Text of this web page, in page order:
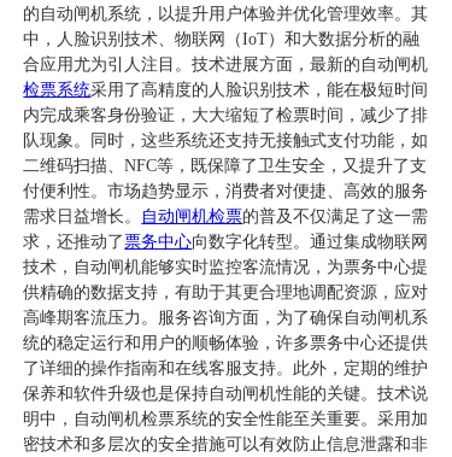
产品中心
工程案例
关于君联
的自动闸机系统，以提升用户体验并优化管理效率。其
中，人脸识别技术、物联网（IoT）和大数据分析的融
合应用尤为引人注目。技术进展方面，最新的自动闸机
检票系统采用了高精度的人脸识别技术，能在极短时间
内完成乘客身份验证，大大缩短了检票时间，减少了排
队现象。同时，这些系统还支持无接触式支付功能，如
二维码扫描、NFC等，既保障了卫生安全，又提升了支
付便利性。市场趋势显示，消费者对便捷、高效的服务
需求日益增长。
自动闸机检票的普及不仅满足了这一需
求，还推动了 票务中心向数字化转型。通过集成物联网
技术，自动闸机能够实时监控客流情况，为票务中心提
供精确的数据支持，有助于其更合理地调配资源，应对
高峰期客流压力。服务咨询方面，为了确保自动闸机系
统的稳定运行和用户的顺畅体验，许多票务中心还提供
了详细的操作指南和在线客服支持。此外，定期的维护
保养和软件升级也是保持自动闸机性能的关键。技术说
明中，自动闸机检票系统的安全性能至关重要。采用加
密技术和多层次的安全措施可以有效防止信息泄露和非